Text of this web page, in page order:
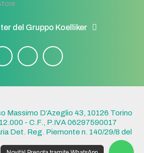
del Gruppo Koelliker
Massimo D’Azeglio 43, 10126 Torino
- C.F., P.IVA 06297590017
Det. Reg. Piemonte n. 140/29/8 del